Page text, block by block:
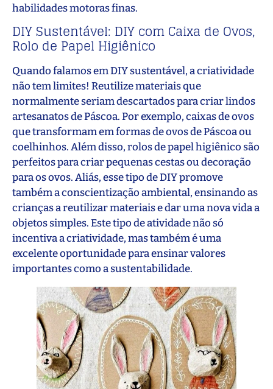
habilidades motoras finas.
DIY Sustentável: DIY com Caixa de Ovos,
Rolo de Papel Higiênico
Quando falamos em DIY sustentável, a criatividade
não tem limites! Reutilize materiais que
normalmente seriam descartados para criar lindos
artesanatos de Páscoa. Por exemplo, caixas de ovos
que transformam em formas de ovos de Páscoa ou
coelhinhos. Além disso, rolos de papel higiênico são
perfeitos para criar pequenas cestas ou decoração
para os ovos. Aliás, esse tipo de DIY promove
também a conscientização ambiental, ensinando as
crianças a reutilizar materiais e dar uma nova vida a
objetos simples. Este tipo de atividade não só
incentiva a criatividade, mas também é uma
excelente oportunidade para ensinar valores
importantes como a sustentabilidade.